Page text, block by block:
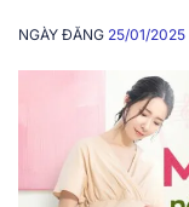
NGÀY ĐĂNG 25/01/2025